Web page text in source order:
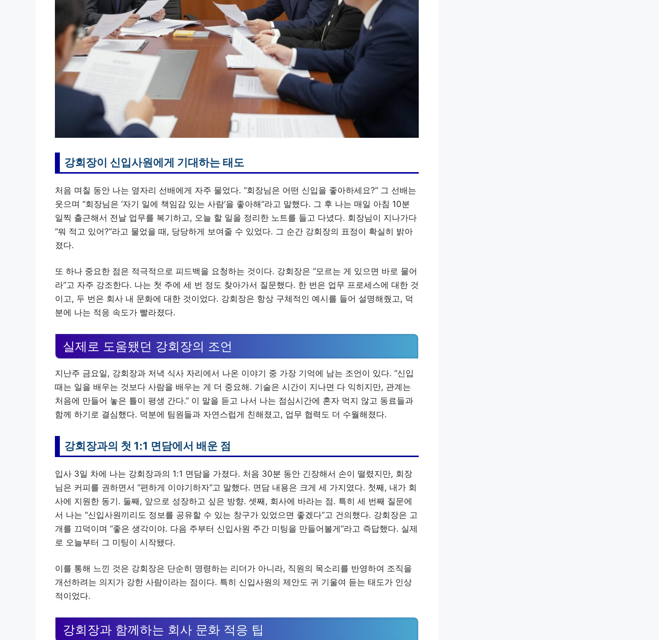
강회장이 신입사원에게 기대하는 태도
처음 며칠 동안 나는 옆자리 선배에게 자주 물었다. “회장님은 어떤 신입을 좋아하세요?” 그 선배는
웃으며 “회장님은 ‘자기 일에 책임감 있는 사람’을 좋아해”라고 말했다. 그 후 나는 매일 아침 10분
일찍 출근해서 전날 업무를 복기하고, 오늘 할 일을 정리한 노트를 들고 다녔다. 회장님이 지나가다
“뭐 적고 있어?”라고 물었을 때, 당당하게 보여줄 수 있었다. 그 순간 강회장의 표정이 확실히 밝아
졌다.
또 하나 중요한 점은 적극적으로 피드백을 요청하는 것이다. 강회장은 “모르는 게 있으면 바로 물어
라”고 자주 강조한다. 나는 첫 주에 세 번 정도 찾아가서 질문했다. 한 번은 업무 프로세스에 대한 것
이고, 두 번은 회사 내 문화에 대한 것이었다. 강회장은 항상 구체적인 예시를 들어 설명해줬고, 덕
분에 나는 적응 속도가 빨라졌다.
실제로 도움됐던 강회장의 조언
지난주 금요일, 강회장과 저녁 식사 자리에서 나온 이야기 중 가장 기억에 남는 조언이 있다. “신입
때는 일을 배우는 것보다 사람을 배우는 게 더 중요해. 기술은 시간이 지나면 다 익히지만, 관계는
처음에 만들어 놓은 틀이 평생 간다.” 이 말을 듣고 나서 나는 점심시간에 혼자 먹지 않고 동료들과
함께 하기로 결심했다. 덕분에 팀원들과 자연스럽게 친해졌고, 업무 협력도 더 수월해졌다.
강회장과의 첫 1:1 면담에서 배운 점
입사 3일 차에 나는 강회장과의 1:1 면담을 가졌다. 처음 30분 동안 긴장해서 손이 떨렸지만, 회장
님은 커피를 권하면서 “편하게 이야기하자”고 말했다. 면담 내용은 크게 세 가지였다. 첫째, 내가 회
사에 지원한 동기. 둘째, 앞으로 성장하고 싶은 방향. 셋째, 회사에 바라는 점. 특히 세 번째 질문에
서 나는 “신입사원끼리도 정보를 공유할 수 있는 창구가 있었으면 좋겠다”고 건의했다. 강회장은 고
개를 끄덕이며 “좋은 생각이야. 다음 주부터 신입사원 주간 미팅을 만들어볼게”라고 즉답했다. 실제
로 오늘부터 그 미팅이 시작됐다.
이를 통해 느낀 것은 강회장은 단순히 명령하는 리더가 아니라, 직원의 목소리를 반영하여 조직을
개선하려는 의지가 강한 사람이라는 점이다. 특히 신입사원의 제안도 귀 기울여 듣는 태도가 인상
적이었다.
강회장과 함께하는 회사 문화 적응 팁